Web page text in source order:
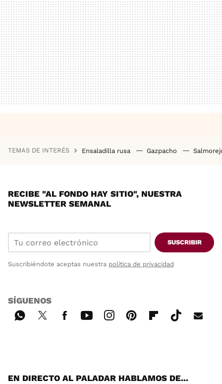
TEMAS DE INTERÉS Ensaladilla rusa Gazpacho
RECIBE "AL FONDO HAY SITIO", NUESTRA
NEWSLETTER SEMANAL
SUSCRIBIR
Suscribiéndote aceptas nuestra política de privacidad
SÍGUENOS
EN DIRECTO AL PALADAR HABLAMOS DE...